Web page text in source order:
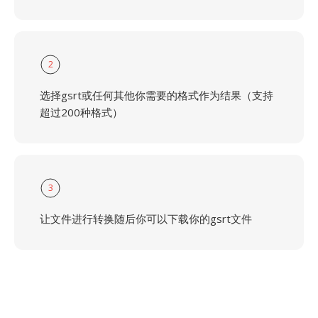
2
选择gsrt或任何其他你需要的格式作为结果（支持
超过200种格式）
3
让文件进行转换随后你可以下载你的gsrt文件